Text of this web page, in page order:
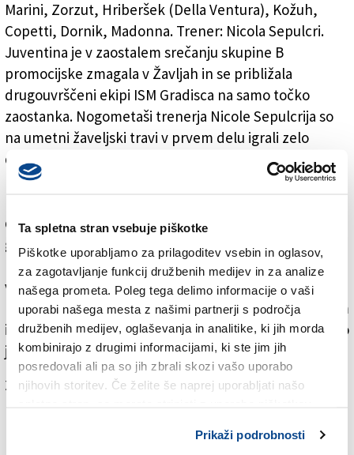
Ta spletna stran vsebuje piškotke
Piškotke uporabljamo za prilagoditev vsebin in oglasov,
za zagotavljanje funkcij družbenih medijev in za analize
našega prometa. Poleg tega delimo informacije o vaši
uporabi našega mesta z našimi partnerji s področja
družbenih medijev, oglaševanja in analitike, ki jih morda
kombinirajo z drugimi informacijami, ki ste jim jih
posredovali ali pa so jih zbrali skozi vašo uporabo
njihovih storitev. Če želite še naprej uporabljati našo
Prikaži podrobnosti
Marini, Zorzut, Hriberšek (Della Ventura), Kožuh,
Copetti, Dornik, Madonna. Trener: Nicola Sepulcri.
Juventina je v zaostalem srečanju skupine B
promocijske zmagala v Žavljah in se približala
drugouvrščeni ekipi ISM Gradisca na samo točko
zaostanka. Nogometaši trenerja Nicole Sepulcrija so
na umetni žaveljski travi v prvem delu igrali zelo
dobro. Povedli so v 15. minuti z lepim golom Jana
Dornika, ki je nato zadel tudi vratnico. Po odličnem
dvajsetminutni »black-out«. Pobudo so prevzeli
gostitelji, ki so po desetih minutah izenačili z
Lionettijem. Gostje so se nato prebudili in strnili svoje
vrste. Po golu Hriberška so prevzeli pobudo v svoje
roke. Večkrat so se nevarno približali domačim vratom
in tretjič so mrežo zatresli v zadnjem delu srečanja, ko
je bil natančen Madonna.
Za branje in pisanje komentarjevje potrebna prijava